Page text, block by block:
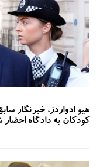
هیو ادواردز، خبرنگار
کودکان به دادگاه احضار